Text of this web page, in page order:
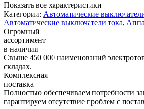
Показать все характеристики
Категории: Автоматические
Автоматические выключатели тока,
Огромный
ассортимент
в наличии
Свыше 450 000 наименований
складах.
Комплексная
поставка
Полностью обеспечиваем потребности
гарантируем отсутствие проблем с